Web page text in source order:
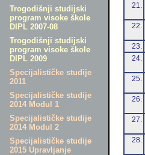
Trogodišnji studijski
program visoke škole
DIPL 2007-08
Trogodišnji studijski
program visoke škole
DIPL 2009
Specijalističke studije
2011
Specijalističke studije
2014 Modul 1
Specijalističke studije
2014 Modul 2
Specijalističke studije
2015 Upravljanje
21.
22.
23.
24.
25.
26.
27.
28.